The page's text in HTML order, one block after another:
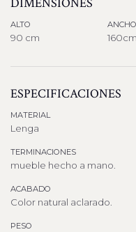
ALTO
90 cm
ANCHO
160cm
ESPECIFICACIONES
MATERIAL
Lenga
TERMINACIONES
mueble hecho a mano.
ACABADO
Color natural aclarado.
PESO